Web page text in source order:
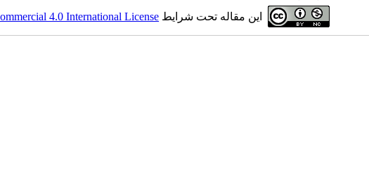
این مقاله تحت شرایط 4.0 International License